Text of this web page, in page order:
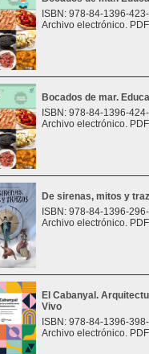
ISBN: 978-84-1396-
Archivo electrónico.
Bocados de mar.
ISBN: 978-84-1396-
Archivo electrónico.
De sirenas, mitos y
ISBN: 978-84-1396-
Archivo electrónico.
El Cabanyal.
Vivo
ISBN: 978-84-1396-
Archivo electrónico.